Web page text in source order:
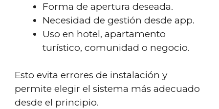
Forma de apertura deseada.
Necesidad de gestión desde app.
Uso en hotel, apartamento
turístico, comunidad o negocio.
Esto evita errores de instalación y
permite elegir el sistema más adecuado
desde el principio.